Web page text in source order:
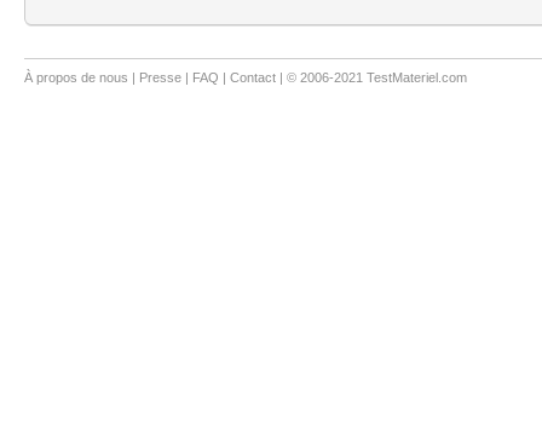
À propos de nous | Presse | FAQ | Contact | © 2006-2021 TestMateriel.com